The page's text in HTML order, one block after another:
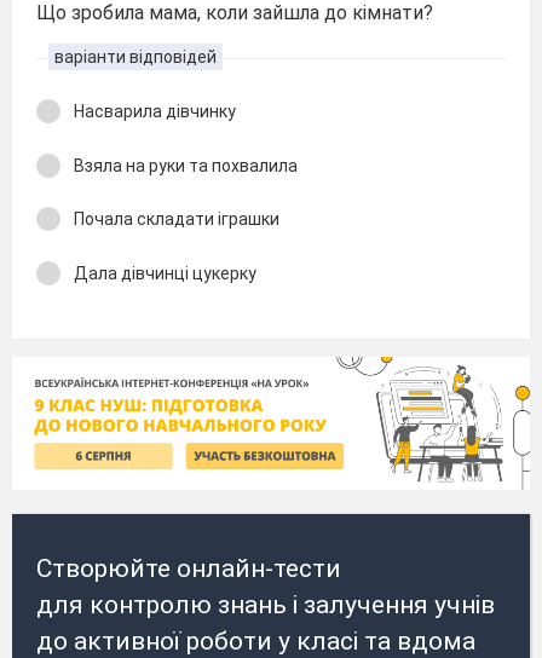
Що зробила мама, коли зайшла до кімнати?
варіанти відповідей
Насварила дівчинку
Взяла на руки та похвалила
Почала складати іграшки
Дала дівчинці цукерку
Створюйте онлайн-тести
для контролю знань і залучення учнів
до активної роботи у класі та вдома